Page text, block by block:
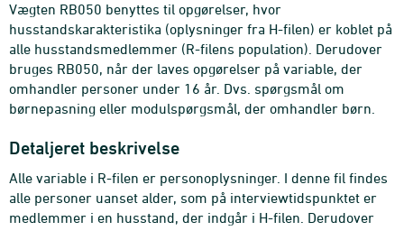
Vægten RB050 benyttes til opgørelser, hvor
husstandskarakteristika (oplysninger fra H-filen) er koblet på
alle husstandsmedlemmer (R-filens population). Derudover
bruges RB050, når der laves opgørelser på variable, der
omhandler personer under 16 år. Dvs. spørgsmål om
børnepasning eller modulspørgsmål, der omhandler børn.
Detaljeret beskrivelse
Alle variable i R-filen er personoplysninger. I denne fil findes
alle personer uanset alder, som på interviewtidspunktet er
medlemmer i en husstand, der indgår i H-filen. Derudover